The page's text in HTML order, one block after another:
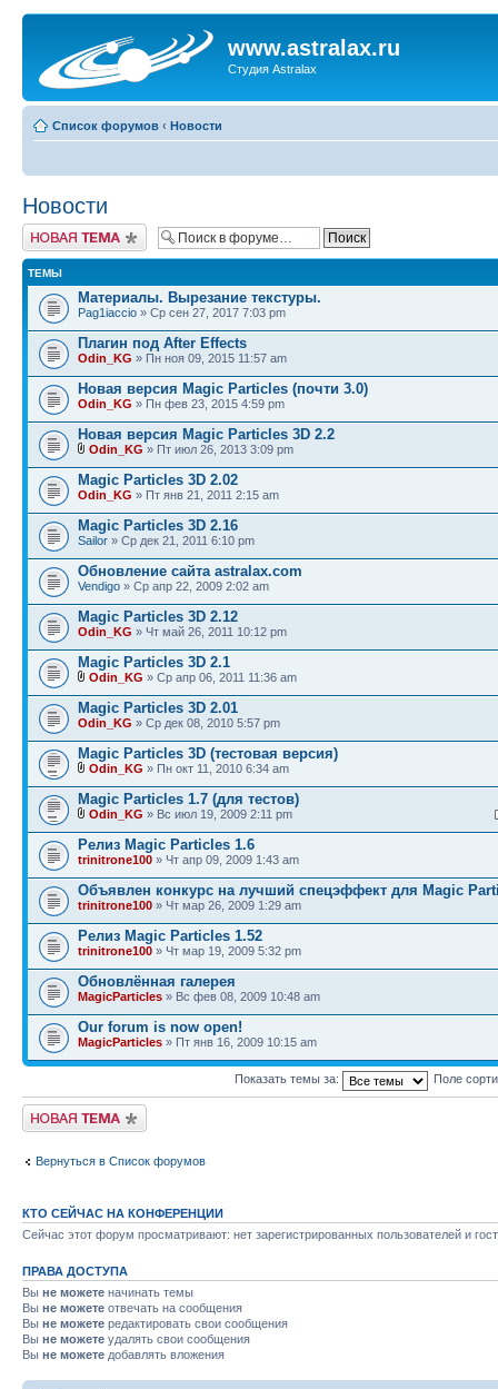
www.astralax.ru
Студия Astralax
Список форумов ‹ Новости
Новости
Новая тема
ТЕМЫ
Материалы. Вырезание текстуры.
Pag1iaccio » Ср сен 27, 2017 7:03 pm
Плагин под After Effects
Odin_KG » Пн ноя 09, 2015 11:57 am
Новая версия Magic Particles (почти 3.0)
Odin_KG » Пн фев 23, 2015 4:59 pm
Новая версия Magic Particles 3D 2.2
Odin_KG » Пт июл 26, 2013 3:09 pm
Magic Particles 3D 2.02
Odin_KG » Пт янв 21, 2011 2:15 am
Magic Particles 3D 2.16
Sailor » Ср дек 21, 2011 6:10 pm
Обновление сайта astralax.com
Vendigo » Ср апр 22, 2009 2:02 am
Magic Particles 3D 2.12
Odin_KG » Чт май 26, 2011 10:12 pm
Magic Particles 3D 2.1
Odin_KG » Ср апр 06, 2011 11:36 am
Magic Particles 3D 2.01
Odin_KG » Ср дек 08, 2010 5:57 pm
Magic Particles 3D (тестовая версия)
Odin_KG » Пн окт 11, 2010 6:34 am
Magic Particles 1.7 (для тестов)
Odin_KG » Вс июл 19, 2009 2:11 pm
Релиз Magic Particles 1.6
trinitrone100 » Чт апр 09, 2009 1:43 am
Объявлен конкурс на лучший спецэффект для Magic
trinitrone100 » Чт мар 26, 2009 1:29 am
Релиз Magic Particles 1.52
trinitrone100 » Чт мар 19, 2009 5:32 pm
Обновлённая галерея
MagicParticles » Вс фев 08, 2009 10:48 am
Our forum is now open!
MagicParticles » Пт янв 16, 2009 10:15 am
Показать темы за: Поле
Новая тема
Вернуться в Список форумов
КТО СЕЙЧАС НА КОНФЕРЕНЦИИ
Сейчас этот форум просматривают: нет зарегистрированных пользователей и
ПРАВА ДОСТУПА
Вы не можете начинать темы
Вы не можете отвечать на сообщения
Вы не можете редактировать свои сообщения
Вы не можете удалять свои сообщения
Вы не можете добавлять вложения